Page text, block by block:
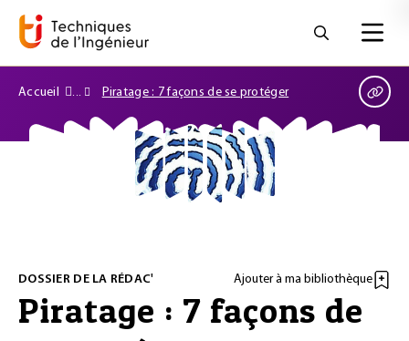
Accueil Piratage : 7 façons de se protéger
DOSSIER DE LA RÉDAC' Ajouter à ma bibliothèque
Piratage : 7 façons de